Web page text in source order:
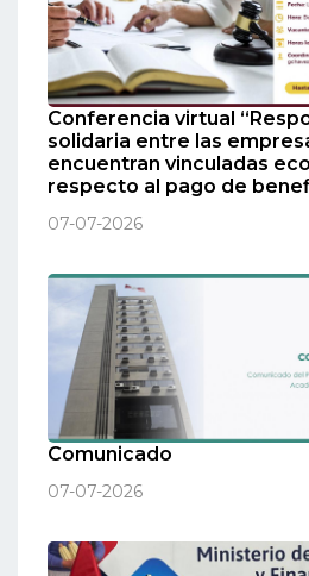
Conferencia virtual
solidaria entre las
encuentran vinculadas
respecto al pago de
07-07-2026
Comunicado
07-07-2026